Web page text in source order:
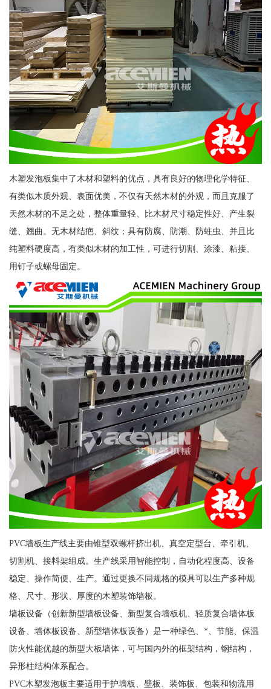
木塑发泡板集中了木材和塑料的优点，具有良好的物理化学特征、
有类似木质外观、表面优美，不仅有天然木材的外观，而且克服了
天然木材的不足之处，整体重量轻、比木材尺寸稳定性好、产生裂
缝、翘曲。无木材结疤、斜纹；具有防腐、防潮、防蛀虫、并且比
纯塑料硬度高，有类似木材的加工性，可进行切割、涂漆、粘接、
用钉子或螺母固定。
PVC墙板生产线主要由锥型双螺杆挤出机、真空定型台、牵引机、
切割机、接料架组成。生产线采用智能控制，自动化程度高、设备
稳定、操作简便、生产。通过更换不同规格的模具可以生产多种规
格、尺寸、形状、厚度的木塑装饰墙板。
墙板设备（创新新型墙板设备、新型复合墙板机、轻质复合墙体板
设备、墙体板设备、新型墙体板设备）是一种绿色、*、节能、保温
防火性能优越的新型大板墙体，可与国内外的框架结构，钢结构，
异形柱结构体系配合。
PVC木塑发泡板主要适用于护墙板、壁板、装饰板、包装和物流用